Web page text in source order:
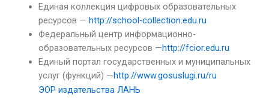
Единая коллекция цифровых образовательных
ресурсов — http://school-collection.edu.ru
Федеральный центр информационно-
образовательных ресурсов —http://fcior.edu.ru
Единый портал государственных и муниципальных
услуг (функций) —http://www.gosuslugi.ru/ru
ЭОР издательства ЛАНЬ